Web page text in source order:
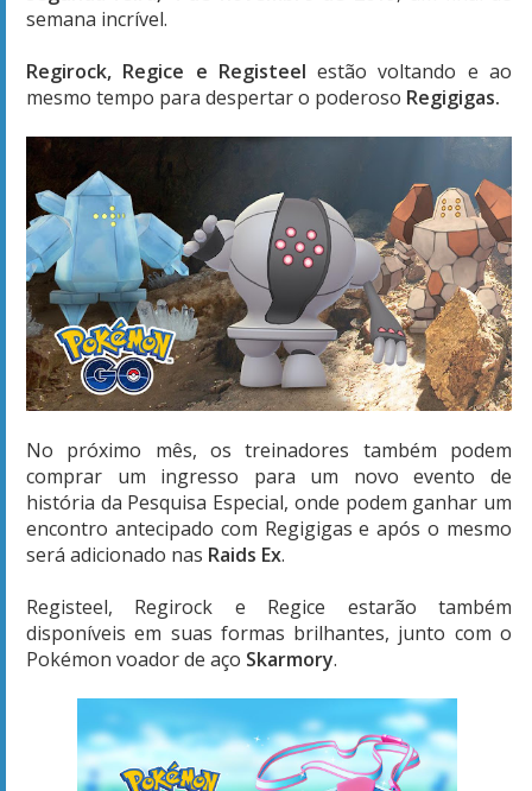
semana incrível.
Regirock, Regice e Registeel estão voltando e ao
mesmo tempo para despertar o poderoso Regigigas.
No próximo mês, os treinadores também podem
comprar um ingresso para um novo evento de
história da Pesquisa Especial, onde podem ganhar um
encontro antecipado com Regigigas e após o mesmo
será adicionado nas Raids Ex.
Registeel, Regirock e Regice estarão também
disponíveis em suas formas brilhantes, junto com o
Pokémon voador de aço Skarmory.